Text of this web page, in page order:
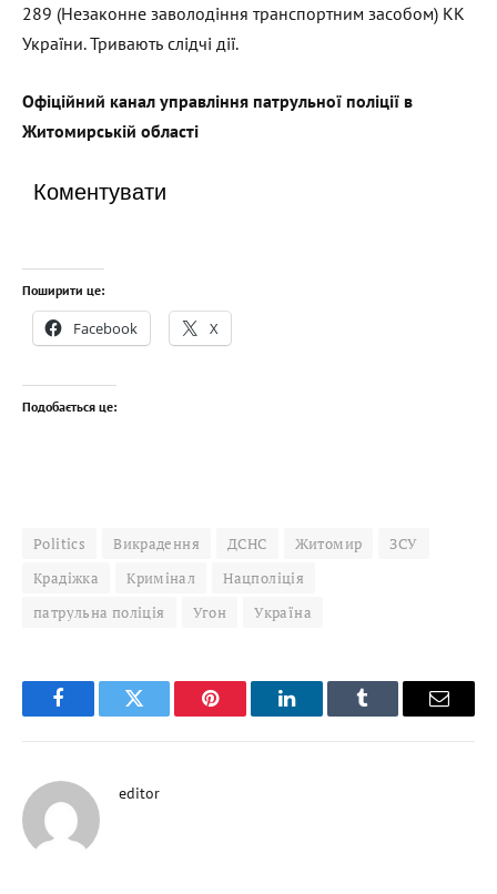
289 (Незаконне заволодіння транспортним засобом) КК
України. Тривають слідчі дії.
Офіційний канал управління патрульної поліції в
Житомирській області
Коментувати
Поширити це:
Facebook X
Подобається це:
Politics Викрадення ДСНС Житомир
ЗСУ
Крадіжка
Кримінал
Нацполіція
патрульна поліція
Угон Україна
FacebookTwitter Pinterest LinkedInTumblr Email
editor